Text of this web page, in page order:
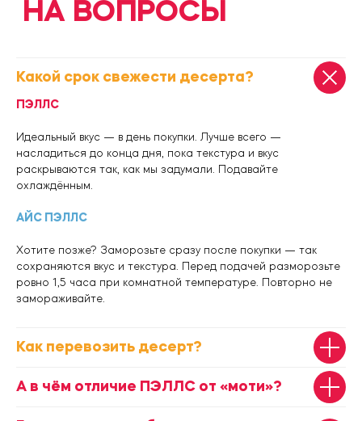
Какой срок свежести десерта?
ПЭЛЛС
Идеальный вкус — в день покупки. Лучше всего —
насладиться до конца дня, пока текстура и вкус
раскрываются так, как мы задумали. Подавайте
охлаждённым.
АЙС ПЭЛЛС
Хотите позже? Заморозьте сразу после покупки — так
сохраняются вкус и текстура. Перед подачей разморозьте
ровно 1,5 часа при комнатной температуре. Повторно не
замораживайте.
Как перевозить десерт?
А в чём отличие ПЭЛЛС от «моти»?